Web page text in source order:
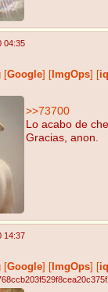
04:35
Google ImgOps
>>73700
Lo acabo de
Gracias, anon.
14:37
Google ImgOps